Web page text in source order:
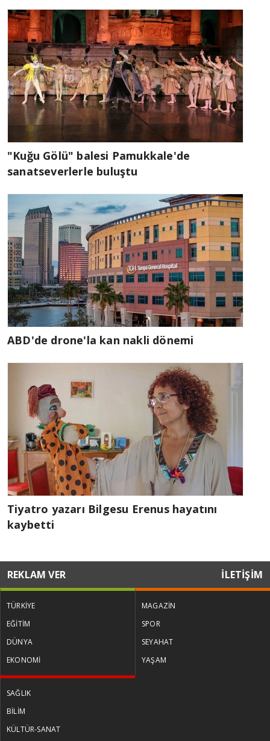
"Kuğu Gölü" balesi Pamukkale'de
sanatseverlerle buluştu
ABD'de drone'la kan nakli dönemi
Tiyatro yazarı Bilgesu Erenus hayatını
kaybetti
REKLAM VER İLETİŞİM
TÜRKİYE
EĞİTİM
DÜNYA
EKONOMİ
MAGAZİN
SPOR
SEYAHAT
YAŞAM
SAĞLIK
BİLİM
KÜLTÜR-SANAT